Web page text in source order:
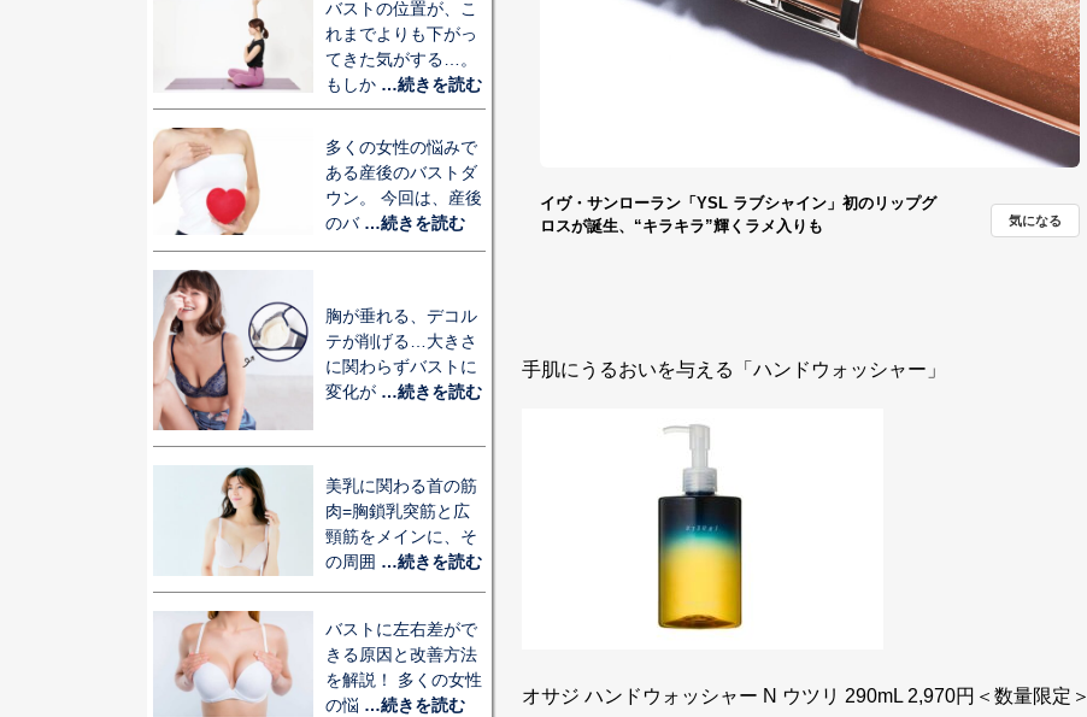
バストの位置が、こ
れまでよりも下がっ
てきた気がする…。
もしか …続きを読む
多くの女性の悩みで
ある産後のバストダ
ウン。 今回は、産後
のバ…続きを読む
胸が垂れる、デコル
テが削げる…大きさ
に関わらずバストに
変化が …続きを読む
美乳に関わる首の筋
肉=胸鎖乳突筋と広
頸筋をメインに、そ
の周囲 …続きを読む
バストに左右差がで
きる原因と改善方法
を解説！ 多くの女性
の悩 …続きを読む
イヴ・サンローラン「YSL ラブシャイン」初のリップグ
ロスが誕生、“キラキラ”輝くラメ入りも
気になる
手肌にうるおいを与える「ハンドウォッシャー」
オサジ ハンドウォッシャー N ウツリ 290mL 2,970円＜数量限定＞